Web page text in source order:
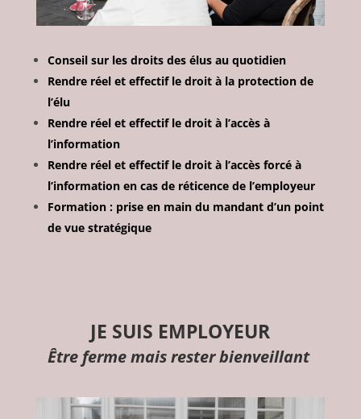
Conseil sur les droits des élus au quotidien
Rendre réel et effectif le droit à la protection de
l’élu
Rendre réel et effectif le droit à l’accès à
l’information
Rendre réel et effectif le droit à l’accès forcé à
l’information en cas de réticence de l’employeur
Formation : prise en main du mandant d’un point
de vue stratégique
JE SUIS EMPLOYEUR
Être ferme mais rester bienveillant